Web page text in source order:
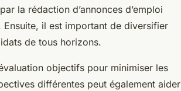
la rédaction d’annonces d’emploi
il est important de diversifier
de tous horizons.
objectifs pour minimiser les
différentes peut également aider